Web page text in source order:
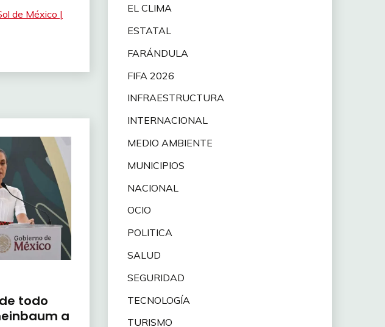
de México |
todo
a
EL CLIMA
ESTATAL
FARÁNDULA
FIFA 2026
INFRAESTRUCTURA
INTERNACIONAL
MEDIO AMBIENTE
MUNICIPIOS
NACIONAL
OCIO
POLITICA
SALUD
SEGURIDAD
TECNOLOGÍA
TURISMO